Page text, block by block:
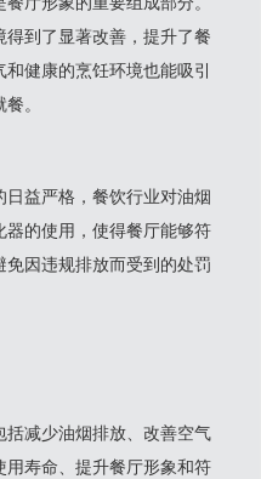
到了显著改善，提升了餐
健康的烹饪环境也能吸引
。
益严格，餐饮行业对油烟
的使用，使得餐厅能够符
因违规排放而受到的处罚
减少油烟排放、改善空气
用寿命、提升餐厅形象和符